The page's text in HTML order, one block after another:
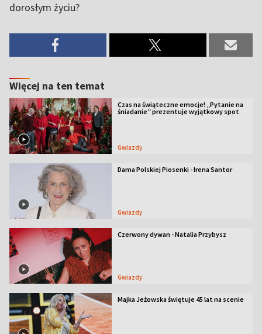
dorosłym życiu?
Więcej na ten temat
Czas na świąteczne emocje! „Pytanie na
śniadanie” prezentuje wyjątkowy spot
Gwiazdy
Dama Polskiej Piosenki - Irena Santor
Gwiazdy
Czerwony dywan - Natalia Przybysz
Gwiazdy
Majka Jeżowska świętuje 45 lat na scenie